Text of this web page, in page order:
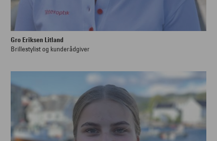
Gro Eriksen Litland
Brillestylist og kunderådgiver